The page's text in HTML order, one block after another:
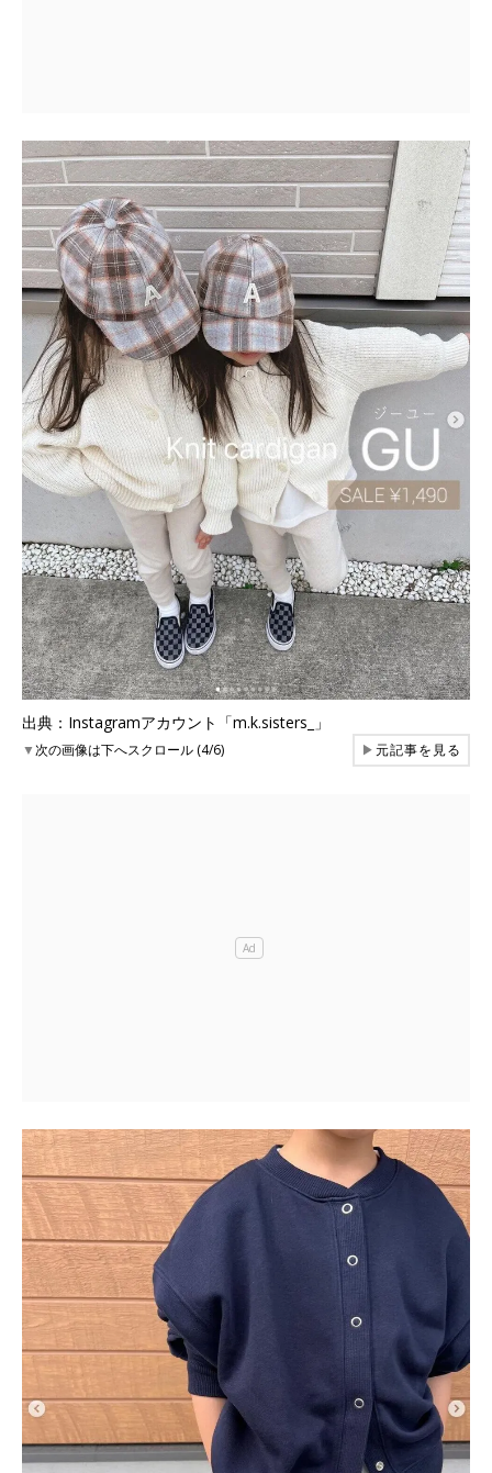
出典：Instagramアカウント「m.k.sisters_」
▼次の画像は下へスクロール (4/6) ▶元記事を見る